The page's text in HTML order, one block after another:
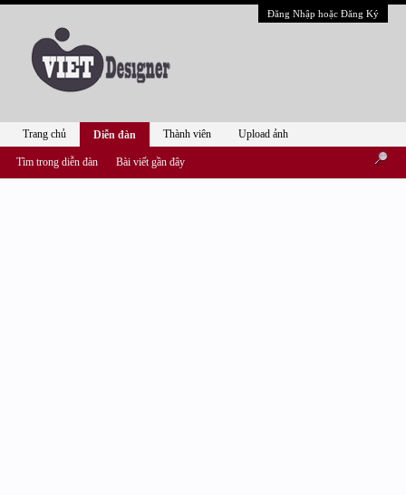
Đăng Nhập hoặc Đăng Ký
Trang chủ Diễn đàn
Tìm trong diễn đàn Bài viết gần đây
Thành viên Upload ảnh